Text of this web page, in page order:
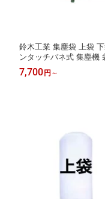
鈴木工業 集塵袋 上袋
ンタッチバネ式 集塵機
7,700 円 ～